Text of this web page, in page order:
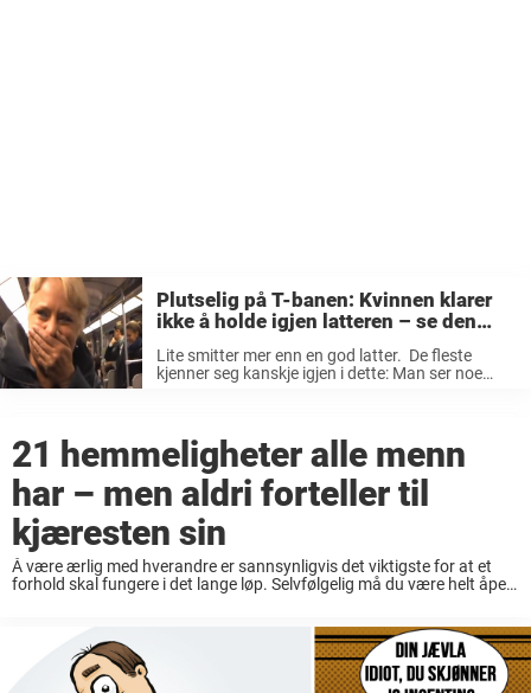
Plutselig på T-banen: Kvinnen klarer
ikke å holde igjen latteren – se den
Lite smitter mer enn en god latter. De fleste
kjenner seg kanskje igjen i dette: Man ser noe
21 hemmeligheter alle menn
har – men aldri forteller til
kjæresten sin
Å være ærlig med hverandre er sannsynligvis det viktigste for at et
forhold skal fungere i det lange løp. Selvfølgelig må du være helt åpen